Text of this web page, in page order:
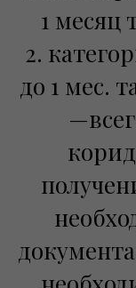
1 месяц
2.
до 1 мес.